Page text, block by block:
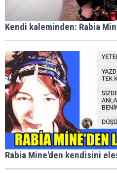
Kendi kaleminden: Rabia
Rabia Mine'den kendisini